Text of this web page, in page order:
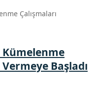
Çalışmaları
Kümelenme
Vermeye Başladı